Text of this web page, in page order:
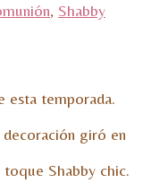
, Shabby
esta temporada.
giró en
Shabby chic.